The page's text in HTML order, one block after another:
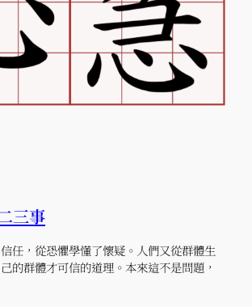
三事
任，從恐懼學懂了懷疑。人們又從群體生
的群體才可信的道理。本來這不是問題，